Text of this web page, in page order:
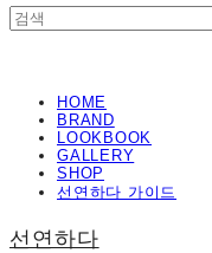
HOME
BRAND
LOOKBOOK
GALLERY
SHOP
선연하다 가이드
선연하다